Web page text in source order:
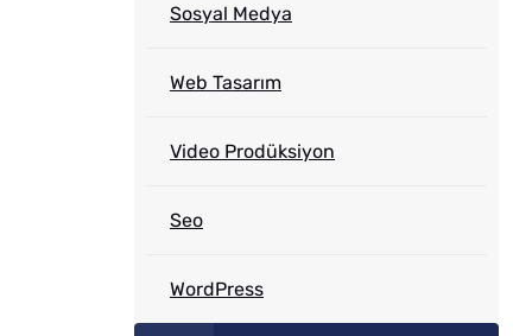
Sosyal Medya
Web Tasarım
Video Prodüksiyon
Seo
WordPress